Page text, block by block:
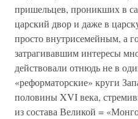
пришельцев, проникших в
царский двор и даже в
просто внутрисемейным, а
затрагивавшим интересы
действовали отнюдь не в
«реформаторские» круги
половины XVI века,
из состава Великой =